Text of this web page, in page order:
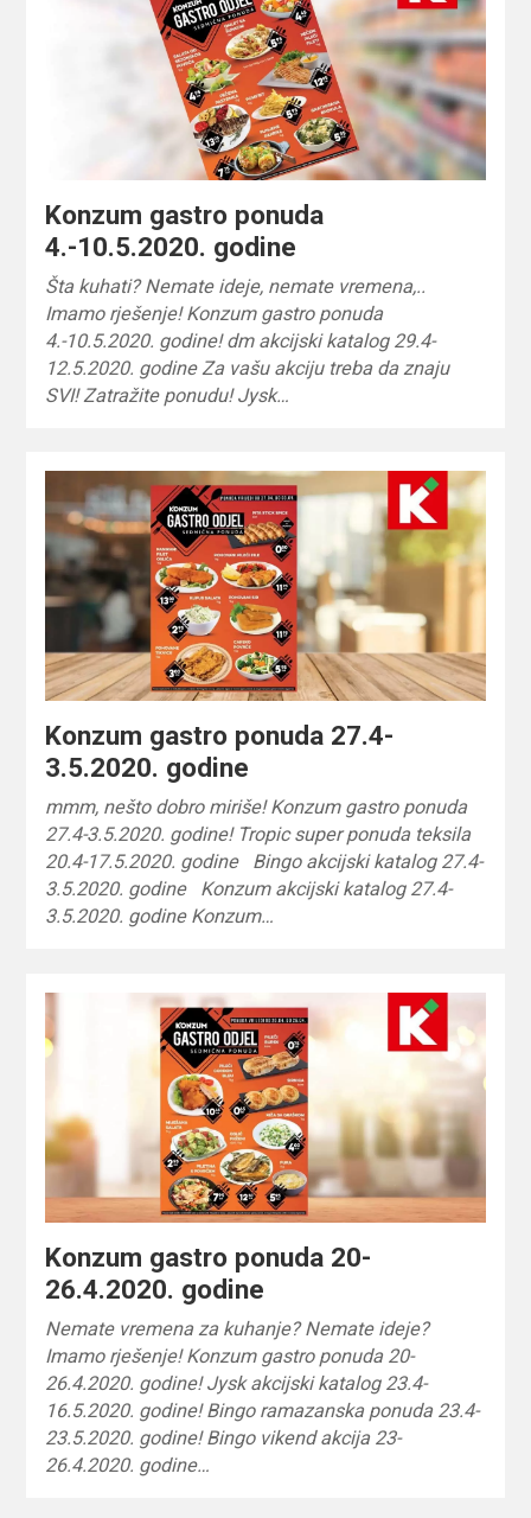
Konzum gastro ponuda
4.-10.5.2020. godine
Šta kuhati? Nemate ideje, nemate vremena,..
Imamo rješenje! Konzum gastro ponuda
4.-10.5.2020. godine! dm akcijski katalog 29.4-
12.5.2020. godine Za vašu akciju treba da znaju
SVI! Zatražite ponudu! Jysk…
Konzum gastro ponuda 27.4-
3.5.2020. godine
mmm, nešto dobro miriše! Konzum gastro ponuda
27.4-3.5.2020. godine! Tropic super ponuda teksila
20.4-17.5.2020. godine Bingo akcijski katalog 27.4-
3.5.2020. godine Konzum akcijski katalog 27.4-
3.5.2020. godine Konzum…
Konzum gastro ponuda 20-
26.4.2020. godine
Nemate vremena za kuhanje? Nemate ideje?
Imamo rješenje! Konzum gastro ponuda 20-
26.4.2020. godine! Jysk akcijski katalog 23.4-
16.5.2020. godine! Bingo ramazanska ponuda 23.4-
23.5.2020. godine! Bingo vikend akcija 23-
26.4.2020. godine…